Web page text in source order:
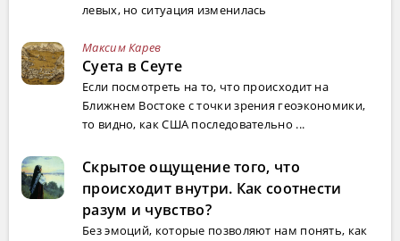
левых, но ситуация изменилась
Максим Карев
Суета в Сеуте
Если посмотреть на то, что происходит на
Ближнем Востоке с точки зрения геоэкономики,
то видно, как США последовательно ...
Скрытое ощущение того, что
происходит внутри. Как соотнести
разум и чувство?
Без эмоций, которые позволяют нам понять, как